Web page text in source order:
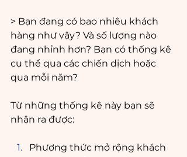
> Bạn đang có bao nhiêu khách
hàng như vậy? Và số lượng nào
đang nhỉnh hơn? Bạn có thống kê
cụ thể qua các chiến dịch hoặc
qua mỗi năm?
Từ những thống kê này bạn sẽ
nhận ra được:
Phương thức mở rộng khách